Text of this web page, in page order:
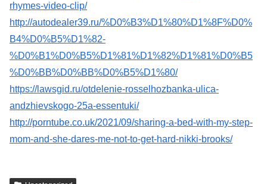
rhymes-video-clip/
http://autodealer39.ru/%D0%B3%D1%80%D1%8F%D0%
B4%D0%B5%D1%82-
%D0%B1%D0%B5%D1%81%D1%82%D1%81%D0%B5
%D0%BB%D0%BB%D0%B5%D1%80/
https://lawsgid.ru/otdelenie-rosselhozbanka-ulica-
andzhievskogo-25a-essentuki/
http://porntube.co.uk/2021/09/sharing-a-bed-with-my-step-
mom-and-she-dares-me-not-to-get-hard-nikki-brooks/